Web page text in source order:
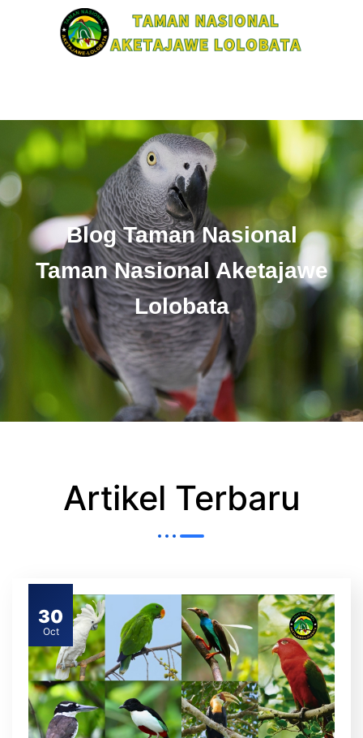
Blog Taman Nasional
Taman Nasional Aketajawe
Lolobata
Artikel Terbaru
30
Oct